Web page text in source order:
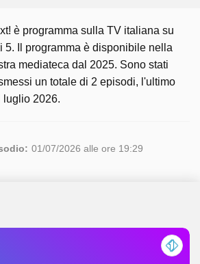
è programma sulla TV italiana su
5. Il programma è disponibile nella
mediateca dal 2025. Sono stati
un totale di 2 episodi, l'ultimo
luglio 2026.
01/07/2026 alle ore 19:29